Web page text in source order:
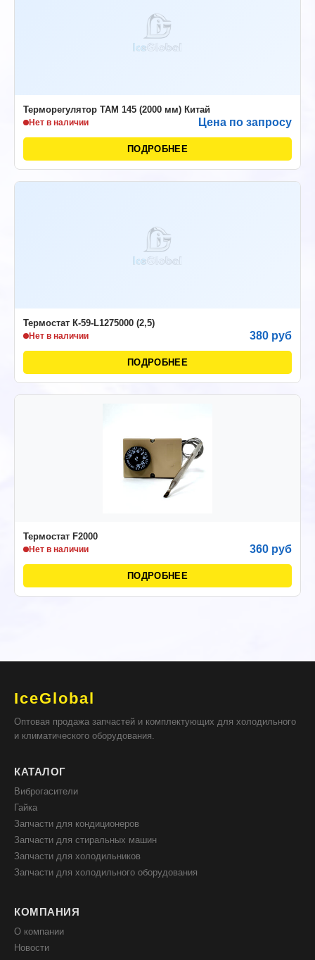
Терморегулятор ТАМ 145 (2000 мм) Китай
Нет в наличии Цена по запросу
ПОДРОБНЕЕ
Термостат К-59-L1275000 (2,5)
Нет в наличии 380 руб
ПОДРОБНЕЕ
Термостат F2000
Нет в наличии 360 руб
ПОДРОБНЕЕ
IceGlobal
Оптовая продажа запчастей и комплектующих для холодильного
и климатического оборудования.
КАТАЛОГ
Виброгасители
Гайка
Запчасти для кондиционеров
Запчасти для стиральных машин
Запчасти для холодильников
Запчасти для холодильного оборудования
КОМПАНИЯ
О компании
Новости